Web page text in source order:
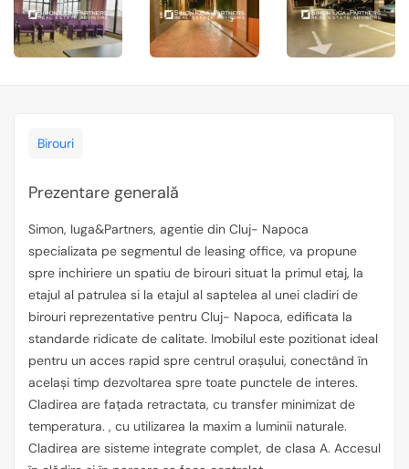
Birouri
Prezentare generală
Simon, Iuga&Partners, agentie din Cluj- Napoca
specializata pe segmentul de leasing office, va propune
spre inchiriere un spatiu de birouri situat la primul etaj, la
etajul al patrulea si la etajul al saptelea al unei cladiri de
birouri reprezentative pentru Cluj- Napoca, edificata la
standarde ridicate de calitate. Imobilul este pozitionat ideal
pentru un acces rapid spre centrul orașului, conectând în
același timp dezvoltarea spre toate punctele de interes.
Cladirea are fațada retractata, cu transfer minimizat de
temperatura. , cu utilizarea la maxim a luminii naturale.
Cladirea are sisteme integrate complet, de clasa A. Accesul